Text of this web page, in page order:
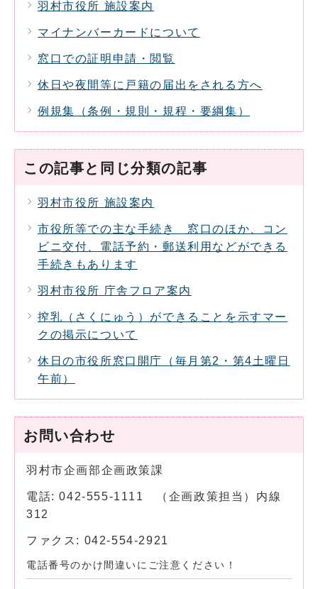
羽村市役所 施設案内
マイナンバーカードについて
窓口での証明申請・閲覧
休日や夜間等に戸籍の届出をされる方へ
例規集（条例・規則・規程・要綱集）
この記事と同じ分類の記事
羽村市役所 施設案内
市役所等での主な手続き 窓口のほか、コン
ビニ交付、電話予約・郵送利用などができる
手続きもあります
羽村市役所 庁舎フロア案内
搾乳（さくにゅう）ができることを示すマー
クの掲示について
休日の市役所窓口開庁（毎月第2・第4土曜日
午前）
お問い合わせ
羽村市企画部企画政策課
電話: 042-555-1111 （企画政策担当）内線
312
ファクス: 042-554-2921
電話番号のかけ間違いにご注意ください！